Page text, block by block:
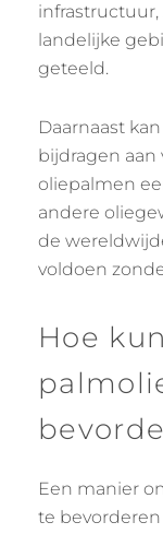
infrastructuur,
landelijke
geteeld.
Daarnaast
bijdragen aan
oliepalmen
andere
de
voldoen
Hoe
Een manier
te